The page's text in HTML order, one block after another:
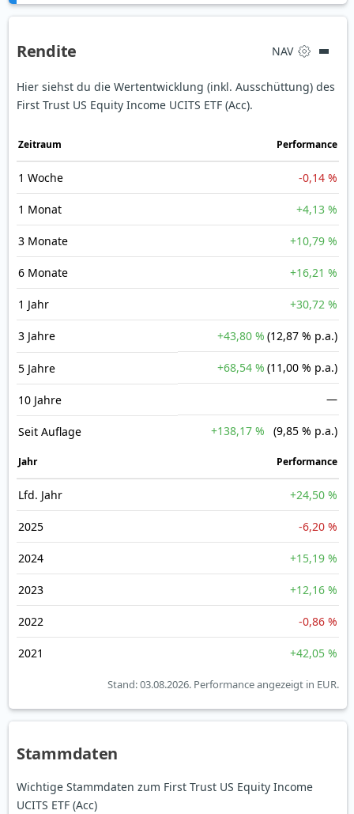
Rendite NAV
Hier siehst du die Wertentwicklung (inkl. Ausschüttung) des
First Trust US Equity Income UCITS ETF (Acc).
Zeit­raum Perfor­mance
1 Woche -0,14 %
1 Monat +4,13 %
3 Monate +10,79 %
6 Monate +16,21 %
1 Jahr +30,72 %
3 Jahre +43,80 % (12,87 % p.a.)
5 Jahre +68,54 % (11,00 % p.a.)
10 Jahre —
Seit Auflage +138,17 % (9,85 % p.a.)
Jahr Perfor­mance
Lfd. Jahr +24,50 %
2025 -6,20 %
2024 +15,19 %
2023 +12,16 %
2022 -0,86 %
2021 +42,05 %
Stand: 03.08.2026. Performance angezeigt in EUR.
Stammdaten
Wichtige Stammdaten zum First Trust US Equity Income
UCITS ETF (Acc)